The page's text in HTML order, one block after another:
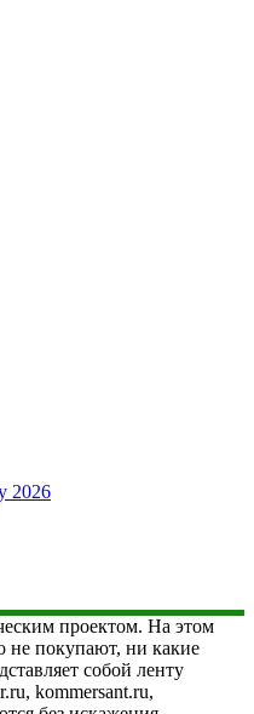
2026
проектом. На этом
не покупают, ни какие
собой ленту
kommersant.ru,